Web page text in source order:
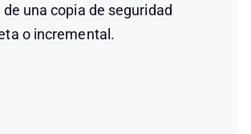
de una copia de seguridad
o incremental.